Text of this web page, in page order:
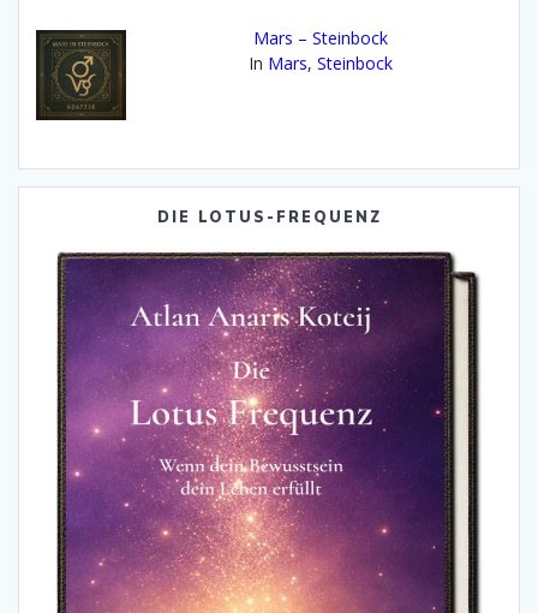
Mars – Steinbock
In Mars, Steinbock
DIE LOTUS-FREQUENZ